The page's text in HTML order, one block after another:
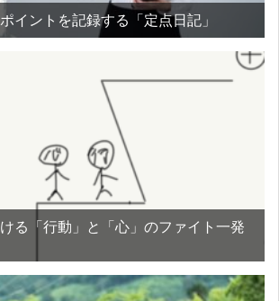
イントを記録する「定点日記」
る「行動」と「心」のファイト一発